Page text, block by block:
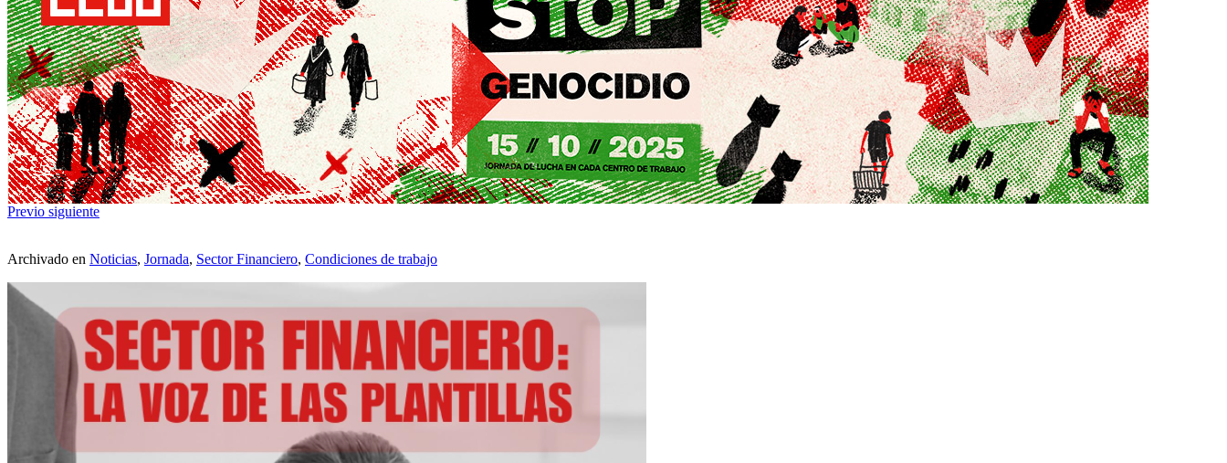
Previo siguiente
Archivado en Noticias, Jornada, Sector Financiero, Condiciones de trabajo